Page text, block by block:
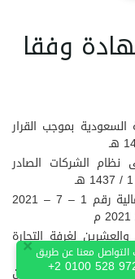
وفقا
بموجب القرار
م بناءً على نظام الشركات الصادر
والمعدلة بقرار مجلس هيئة السوق المالية رقم 1 – 7 – 2021
لغرفة التجارة
/ منظمة التعاون
×معنا عن طريق
+2 0100 528